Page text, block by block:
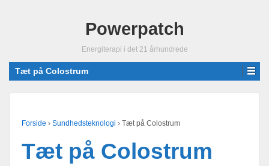
Powerpatch
Energiterapi i det 21 århundrede
Tæt på Colostrum
Forside › Sundhedsteknologi › Tæt på Colostrum
Tæt på Colostrum